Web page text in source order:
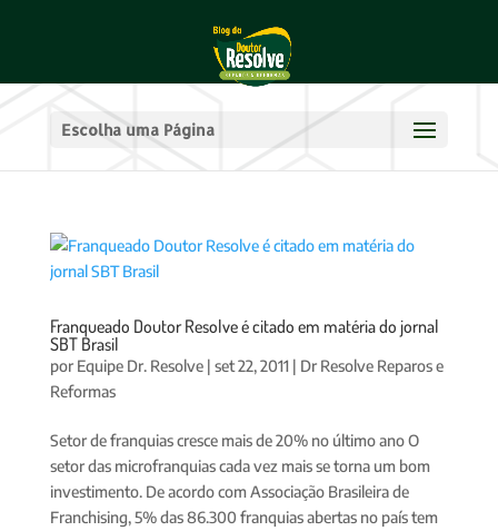
Escolha uma Página
Franqueado Doutor Resolve é citado em matéria do jornal
SBT Brasil
por Equipe Dr. Resolve| set 22, 2011| Dr Resolve Reparos e
Reformas
Setor de franquias cresce mais de 20% no último ano O
setor das microfranquias cada vez mais se torna um bom
investimento. De acordo com Associação Brasileira de
Franchising, 5% das 86.300 franquias abertas no país tem